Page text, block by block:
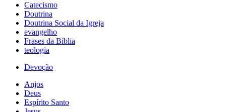
Catecismo
Doutrina
Doutrina Social da Igreja
evangelho
Frases da Bíblia
teologia
Devoção
Anjos
Deus
Espírito Santo